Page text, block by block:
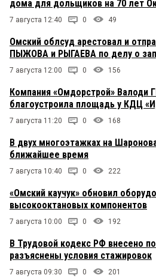
дома для дольщиков на 70 лет
7 августа 12:40 0 49
Омский облсуд арестовал и
ПЫЖОВА и РЫГАЕВА по делу о
7 августа 12:00 0 156
Компания «Омдорстрой» Валоди
благоустроила площадь у КДЦ
7 августа 11:20 0 168
В двух многоэтажках на
ближайшее время
7 августа 10:40 0 222
«Омский каучук» обновил
высокооктановых компонентов
7 августа 10:00 0 192
В Трудовой кодекс РФ внесено
разъяснены условия стажировок
7 августа 09:30 0 201